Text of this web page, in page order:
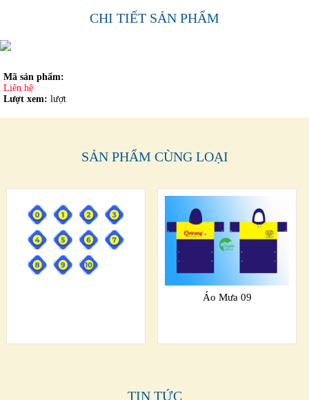
CHI TIẾT SẢN PHẨM
Mã sản phẩm:
Liên hệ
Lượt xem: lượt
SẢN PHẨM CÙNG LOẠI
Áo Mưa 09
TIN TỨC